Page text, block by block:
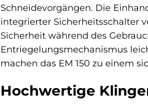
Schneidevorgängen. Die
integrierter Sicherheitsschalter
Sicherheit während des
Entriegelungsmechanismus
machen das EM 150 zu einem
Hochwertige